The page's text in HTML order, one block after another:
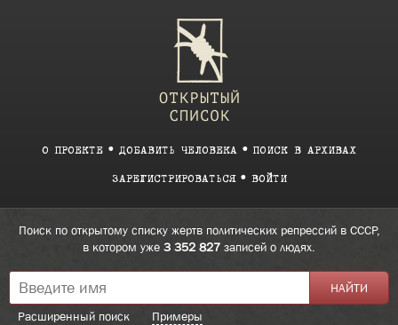
О ПРОЕКТЕ ДОБАВИТЬ ЧЕЛОВЕКА ПОИСК В АРХИВАХ
ЗАРЕГИСТРИРОВАТЬСЯ ВОЙТИ
Поиск по открытому списку жертв политических репрессий в СССР,
в котором уже 3 352 827 записей о людях.
Расширенный поиск Примеры